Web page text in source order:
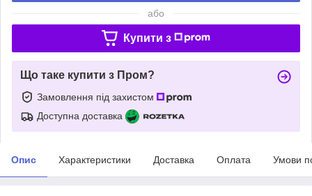
або
Купити з
Що таке купити з Пром?
Замовлення під захистом
Доступна доставка
Опис Характеристики Доставка Оплата Умови